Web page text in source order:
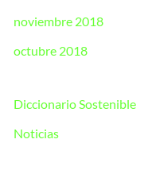
noviembre 2018
octubre 2018
Diccionario Sostenible
Noticias